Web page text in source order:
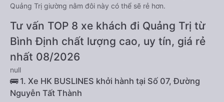
Quảng Trị giường nằm đôi này có thể sẽ rẻ hơn.
Tư vấn TOP 8 xe khách đi Quảng Trị từ
Bình Định chất lượng cao, uy tín, giá rẻ
nhất 08/2026
null
🚌 1. Xe HK BUSLINES khởi hành tại Số 07, Đường
Nguyễn Tất Thành